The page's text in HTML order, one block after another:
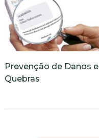
Prevenção de Danos e
Quebras